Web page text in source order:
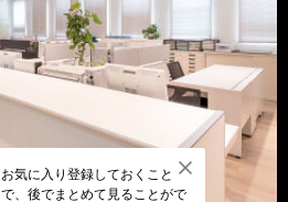
お気に入り登録しておくこと
で、後でまとめて見ることがで